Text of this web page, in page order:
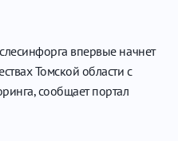
впервые начнет
Томской области с
сообщает портал